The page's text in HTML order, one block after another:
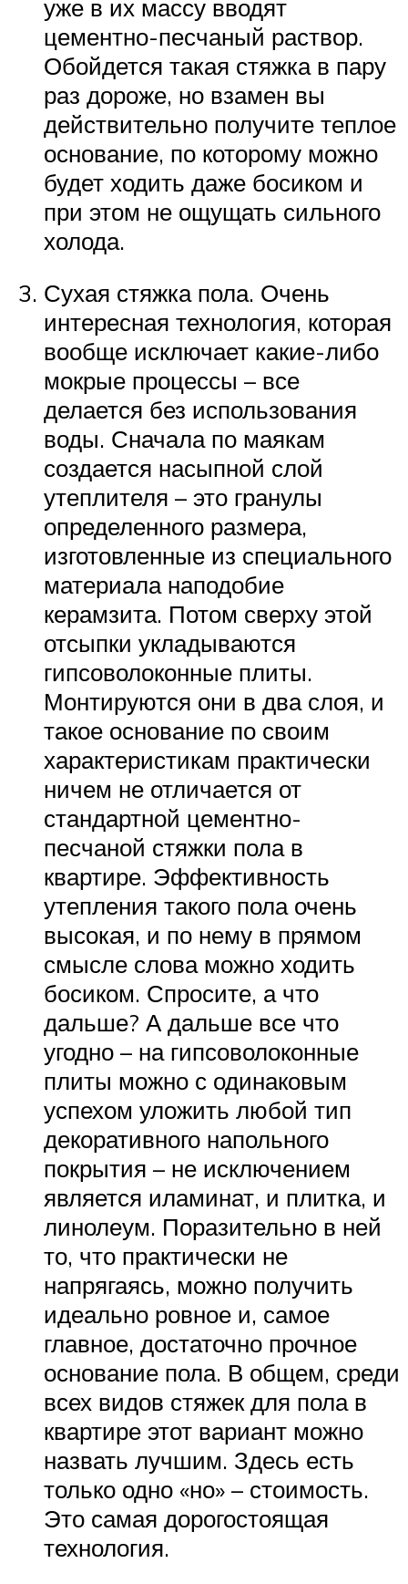
уже в их массу вводят
цементно-песчаный раствор.
Обойдется такая стяжка в пару
раз дороже, но взамен вы
действительно получите теплое
основание, по которому можно
будет ходить даже босиком и
при этом не ощущать сильного
холода.
Сухая стяжка пола. Очень
интересная технология, которая
вообще исключает какие-либо
мокрые процессы – все
делается без использования
воды. Сначала по маякам
создается насыпной слой
утеплителя – это гранулы
определенного размера,
изготовленные из специального
материала наподобие
керамзита. Потом сверху этой
отсыпки укладываются
гипсоволоконные плиты.
Монтируются они в два слоя, и
такое основание по своим
характеристикам практически
ничем не отличается от
стандартной цементно-
песчаной стяжки пола в
квартире. Эффективность
утепления такого пола очень
высокая, и по нему в прямом
смысле слова можно ходить
босиком. Спросите, а что
дальше? А дальше все что
угодно – на гипсоволоконные
плиты можно с одинаковым
успехом уложить любой тип
декоративного напольного
покрытия – не исключением
является иламинат, и плитка, и
линолеум. Поразительно в ней
то, что практически не
напрягаясь, можно получить
идеально ровное и, самое
главное, достаточно прочное
основание пола. В общем, среди
всех видов стяжек для пола в
квартире этот вариант можно
назвать лучшим. Здесь есть
только одно «но» – стоимость.
Это самая дорогостоящая
технология.